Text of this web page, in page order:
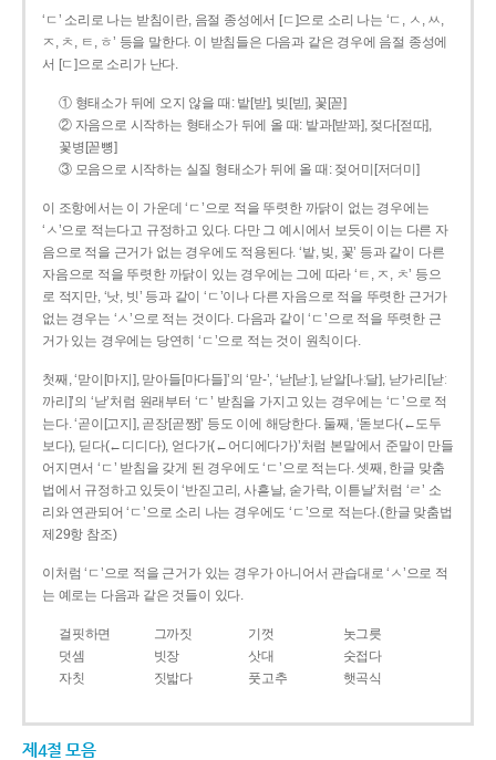
‘ㄷ’ 소리로 나는 받침이란, 음절 종성에서 [ㄷ]으로 소리 나는 ‘ㄷ, ㅅ, ㅆ,
ㅈ, ㅊ, ㅌ, ㅎ’ 등을 말한다. 이 받침들은 다음과 같은 경우에 음절 종성에
서 [ㄷ]으로 소리가 난다.
① 형태소가 뒤에 오지 않을 때: 밭[받], 빚[빋], 꽃[꼳]
② 자음으로 시작하는 형태소가 뒤에 올 때: 밭과[받꽈], 젖다[젇따],
꽃병[꼳뼝]
③ 모음으로 시작하는 실질 형태소가 뒤에 올 때: 젖어미[저더미]
이 조항에서는 이 가운데 ‘ㄷ’으로 적을 뚜렷한 까닭이 없는 경우에는
‘ㅅ’으로 적는다고 규정하고 있다. 다만 그 예시에서 보듯이 이는 다른 자
음으로 적을 근거가 없는 경우에도 적용된다. ‘밭, 빚, 꽃’ 등과 같이 다른
자음으로 적을 뚜렷한 까닭이 있는 경우에는 그에 따라 ‘ㅌ, ㅈ, ㅊ’ 등으
로 적지만, ‘낫, 빗’ 등과 같이 ‘ㄷ’이나 다른 자음으로 적을 뚜렷한 근거가
없는 경우는 ‘ㅅ’으로 적는 것이다. 다음과 같이 ‘ㄷ’으로 적을 뚜렷한 근
거가 있는 경우에는 당연히 ‘ㄷ’으로 적는 것이 원칙이다.
첫째, ‘맏이[마지], 맏아들[마다들]’의 ‘맏-’, ‘낟[낟ː], 낟알[나ː달], 낟가리[낟ː
까리]’의 ‘낟’처럼 원래부터 ‘ㄷ’ 받침을 가지고 있는 경우에는 ‘ㄷ’으로 적
는다. ‘곧이[고지], 곧장[곧짱]’ 등도 이에 해당한다. 둘째, ‘돋보다(←도두
보다), 딛다(←디디다), 얻다가(←어디에다가)’처럼 본말에서 준말이 만들
어지면서 ‘ㄷ’ 받침을 갖게 된 경우에도 ‘ㄷ’으로 적는다. 셋째, 한글 맞춤
법에서 규정하고 있듯이 ‘반짇고리, 사흗날, 숟가락, 이튿날’처럼 ‘ㄹ’ 소
리와 연관되어 ‘ㄷ’으로 소리 나는 경우에도 ‘ㄷ’으로 적는다.(한글 맞춤법
제29항 참조)
이처럼 ‘ㄷ’으로 적을 근거가 있는 경우가 아니어서 관습대로 ‘ㅅ’으로 적
는 예로는 다음과 같은 것들이 있다.
걸핏하면 그까짓 기껏
놋그릇
덧셈
빗장 삿대
숫접다
자칫
짓밟다 풋고추 햇곡식
제4절 모음